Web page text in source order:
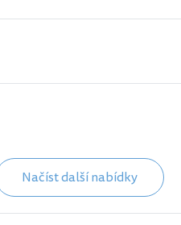
Načíst další nabídky